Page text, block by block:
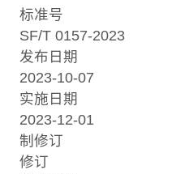
标准号
SF/T 0157-2023
发布日期
2023-10-07
实施日期
2023-12-01
制修订
修订